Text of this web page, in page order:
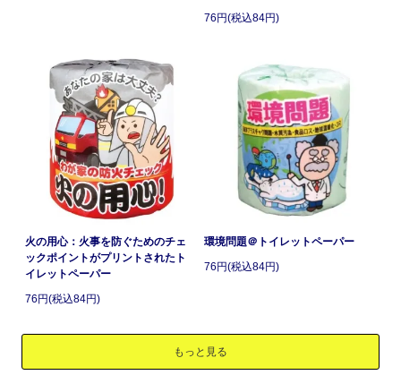
76円(税込84円)
火の用心：火事を防ぐためのチェ
ックポイントがプリントされたト
イレットペーパー
76円(税込84円)
環境問題＠トイレットペーパー
76円(税込84円)
もっと見る